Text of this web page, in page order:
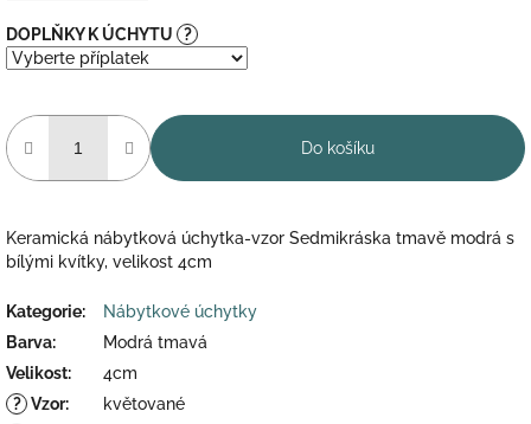
DOPLŇKY K ÚCHYTU ?
Do košíku
Keramická nábytková úchytka-vzor Sedmikráska tmavě modrá s
bílými kvítky, velikost 4cm
Kategorie:
Nábytkové úchytky
Barva:
Modrá tmavá
Velikost:
4cm
? Vzor:
květované